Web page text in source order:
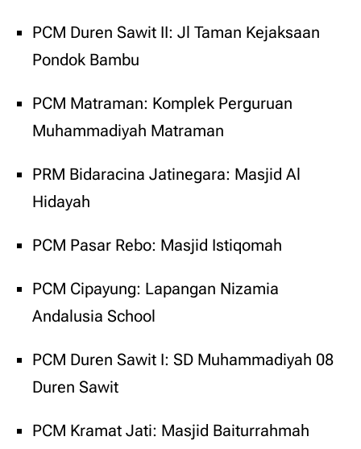
PCM Duren Sawit II: Jl Taman Kejaksaan
Pondok Bambu
PCM Matraman: Komplek Perguruan
Muhammadiyah Matraman
PRM Bidaracina Jatinegara: Masjid Al
Hidayah
PCM Pasar Rebo: Masjid Istiqomah
PCM Cipayung: Lapangan Nizamia
Andalusia School
PCM Duren Sawit I: SD Muhammadiyah 08
Duren Sawit
PCM Kramat Jati: Masjid Baiturrahmah